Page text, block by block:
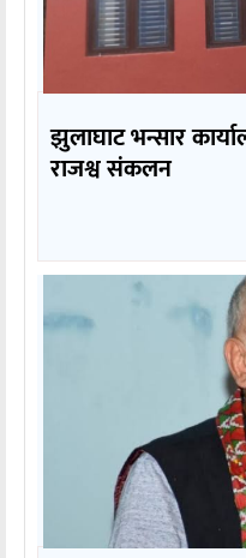
झुलाघाट भन्सार
राजश्व संकलन